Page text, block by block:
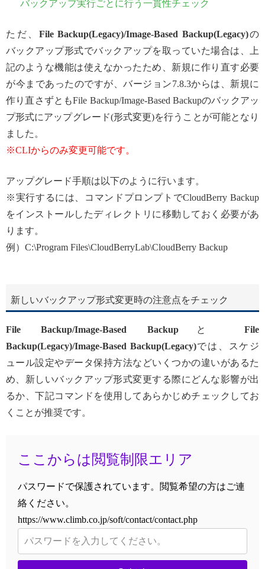
バックアップ実行ごとに行う一貫性チェック
ただ、 File Backup(Legacy)/Image-Based Backup(Legacy)の
バックアップ形式でバックアップを取っていた場合は、上
記のような機能は使えなかったため、新規に作り直す必要
が今まであったのですが、バージョン7.8.3からは、新規に
作り直さずともFile Backup/Image-Based Backupのバックアッ
プ形式にアップグレード(形式変更)を行うことが可能となり
ました。
※CLIからのみ変更可能です。
アップグレード手順は以下のように行います。
※実行するには、コマンドプロンプトでCloudBerry Backup
をインストールしたディレクトリに移動しておく必要があ
ります。
例）C:\Program Files\CloudBerryLab\CloudBerry Backup
新しいバックアップ形式変更時の注意点をチェック
File Backup/Image-Based BackupとFile
Backup(Legacy)/Image-Based Backup(Legacy)では、スケジ
ュール設定やデータ保持方法などいくつかの違いがあるた
め、新しいバックアップ形式変更する際にどんな影響が出
るか、下記コマンドを使用してあらかじめチェックしてお
くことが推奨です。
ここからは閲覧制限エリア
パスワードで保護されています。閲覧希望の方はご連
絡ください。
https://www.climb.co.jp/soft/contact/contact.php